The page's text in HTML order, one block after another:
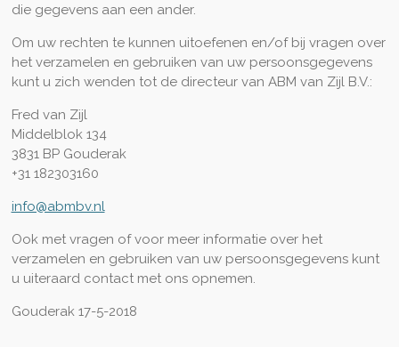
die gegevens aan een ander.
Om uw rechten te kunnen uitoefenen en/of bij vragen over
het verzamelen en gebruiken van uw persoonsgegevens
kunt u zich wenden tot de directeur van ABM van Zijl B.V.:
Fred van Zijl
Middelblok 134
3831 BP Gouderak
+31 182303160
info@abmbv.nl
Ook met vragen of voor meer informatie over het
verzamelen en gebruiken van uw persoonsgegevens kunt
u uiteraard contact met ons opnemen.
Gouderak 17-5-2018